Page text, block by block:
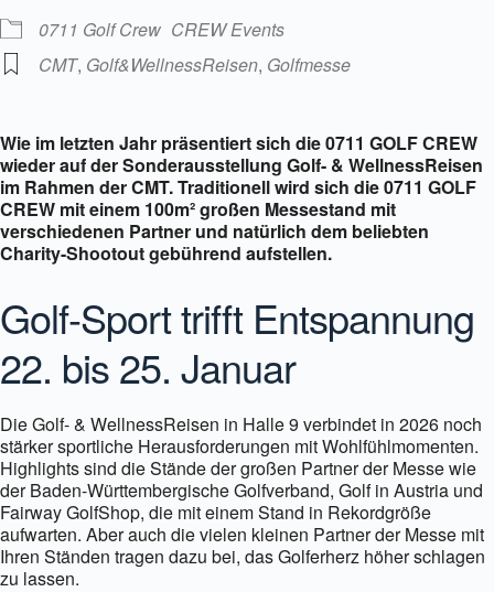
0711 Golf Crew CREW Events
CMT, Golf&WellnessReisen, Golfmesse
Wie im letzten Jahr präsentiert sich die 0711 GOLF CREW
wieder auf der Sonderausstellung Golf- & WellnessReisen
im Rahmen der CMT. Traditionell wird sich die 0711 GOLF
CREW mit einem 100m² großen Messestand mit
verschiedenen Partner und natürlich dem beliebten
Charity-Shootout gebührend aufstellen.
Golf-Sport trifft Entspannung
22. bis 25. Januar
Die Golf- & WellnessReisen in Halle 9 verbindet in 2026 noch
stärker sportliche Herausforderungen mit Wohlfühlmomenten.
Highlights sind die Stände der großen Partner der Messe wie
der Baden-Württembergische Golfverband, Golf in Austria und
Fairway GolfShop, die mit einem Stand in Rekordgröße
aufwarten. Aber auch die vielen kleinen Partner der Messe mit
Ihren Ständen tragen dazu bei, das Golferherz höher schlagen
zu lassen.